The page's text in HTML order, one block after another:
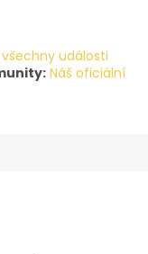
události
Náš oficiální